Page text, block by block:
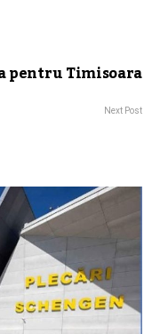
Timisoara
Next Post